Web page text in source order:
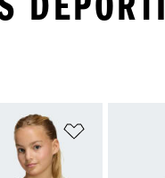
Añadir a la